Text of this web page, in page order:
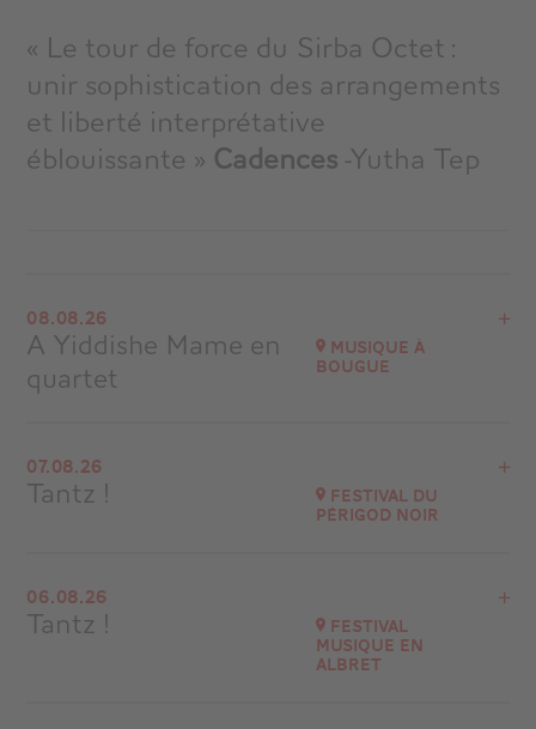
« Le tour de force du Sirba Octet :
unir sophistication des arrangements
et liberté interprétative
éblouissante » Cadences-Yutha Tep
08.08.26
A Yiddishe Mame en
quartet
Musique à
Bougue
Eglise de Bougue (40 090)
07.08.26
Tantz ! Festival du
Périgod Noir
Château de Hautefort (24390)
06.08.26
Tantz ! Festival
Musique en
Albret